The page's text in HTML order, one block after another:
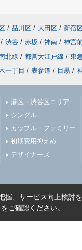
/ 品川区 / 大田区 / 新宿
/ 渋谷 / 赤坂 / 神南 / 神宮
北線 / 都営大江戸線 / 東
一丁目 / 表参道 / 目黒 /
港区・渋谷区エリア
シングル
カップル・ファミリー
初期費用抑えめ
デザイナーズ
握、サービス向上検討
をご確認ください。